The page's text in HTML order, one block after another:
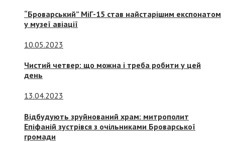
“Броварський” МіГ-15 став найстарішим експонатом
у музеї авіації
10.05.2023
Чистий четвер: що можна і треба робити у цей
день
13.04.2023
Відбудують зруйнований храм: митрополит
Епіфаній зустрівся з очільниками Броварської
громади